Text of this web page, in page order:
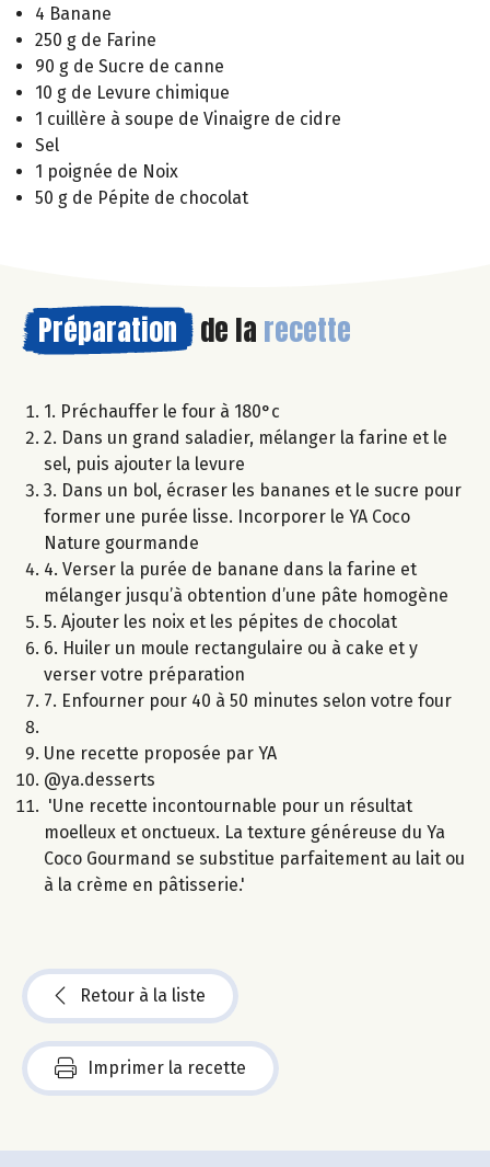
4 Banane
250 g de Farine
90 g de Sucre de canne
10 g de Levure chimique
1 cuillère à soupe de Vinaigre de cidre
Sel
1 poignée de Noix
50 g de Pépite de chocolat
Préparation de la recette
1. Préchauffer le four à 180°c
2. Dans un grand saladier, mélanger la farine et le
sel, puis ajouter la levure
3. Dans un bol, écraser les bananes et le sucre pour
former une purée lisse. Incorporer le YA Coco
Nature gourmande
4. Verser la purée de banane dans la farine et
mélanger jusqu’à obtention d’une pâte homogène
5. Ajouter les noix et les pépites de chocolat
6. Huiler un moule rectangulaire ou à cake et y
verser votre préparation
7. Enfourner pour 40 à 50 minutes selon votre four
Une recette proposée par YA
@ya.desserts
'Une recette incontournable pour un résultat
moelleux et onctueux. La texture généreuse du Ya
Coco Gourmand se substitue parfaitement au lait ou
à la crème en pâtisserie.'
Retour à la liste
Imprimer la recette